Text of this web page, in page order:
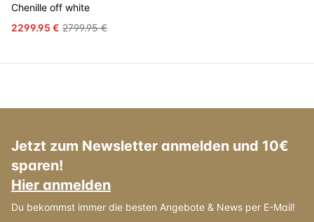
Chenille off white
2299.95 € 2799.95 €
Jetzt zum Newsletter anmelden und 10€
sparen!
Hier anmelden
Du bekommst immer die besten Angebote & News per E-Mail!